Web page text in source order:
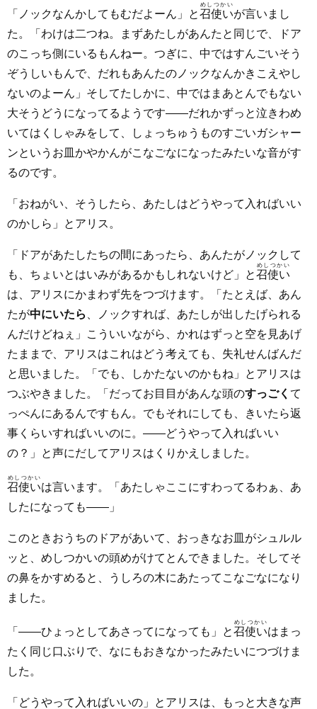
「ノックなんかしてもむだよーん」と召使い
めしつかい
が言いまし
た。「わけは二つね。まずあたしがあんたと同じで、ドア
のこっち側にいるもんねー。つぎに、中ではすんごいそう
ぞうしいもんで、だれもあんたのノックなんかきこえやし
ないのよーん」そしてたしかに、中ではまあとんでもない
大そうどうになってるようです――だれかずっと泣きわめ
いてはくしゃみをして、しょっちゅうものすごいガシャー
ンというお皿かやかんがこなごなになったみたいな音がす
るのです。
「おねがい、そうしたら、あたしはどうやって入ればいい
のかしら」とアリス。
「ドアがあたしたちの間にあったら、あんたがノックして
も、ちょいとはいみがあるかもしれないけど」と召使い
めしつかい
は、アリスにかまわず先をつづけます。「たとえば、あん
たが中にいたら
、ノックすれば、あたしが出したげられる
んだけどねぇ」こういいながら、かれはずっと空を見あげ
たままで、アリスはこれはどう考えても、失礼せんばんだ
と思いました。「でも、しかたないのかもね」とアリスは
つぶやきました。「だってお目目があんな頭のすっごく て
っぺんにあるんですもん。でもそれにしても、きいたら返
事くらいすればいいのに。――どうやって入ればいい
の？」と声にだしてアリスはくりかえしました。
召使い
めしつかい
は言います。「あたしゃここにすわってるわぁ、あ
したになっても――」
このときおうちのドアがあいて、おっきなお皿がシュルル
ッと、めしつかいの頭めがけてとんできました。そしてそ
の鼻をかすめると、うしろの木にあたってこなごなになり
ました。
「――ひょっとしてあさってになっても」と召使い
めしつかい
はまっ
たく同じ口ぶりで、なにもおきなかったみたいにつづけま
した。
「どうやって入ればいいの」とアリスは、もっと大きな声